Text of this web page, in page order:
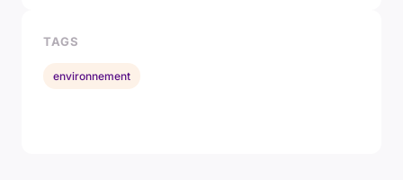
TAGS
environnement